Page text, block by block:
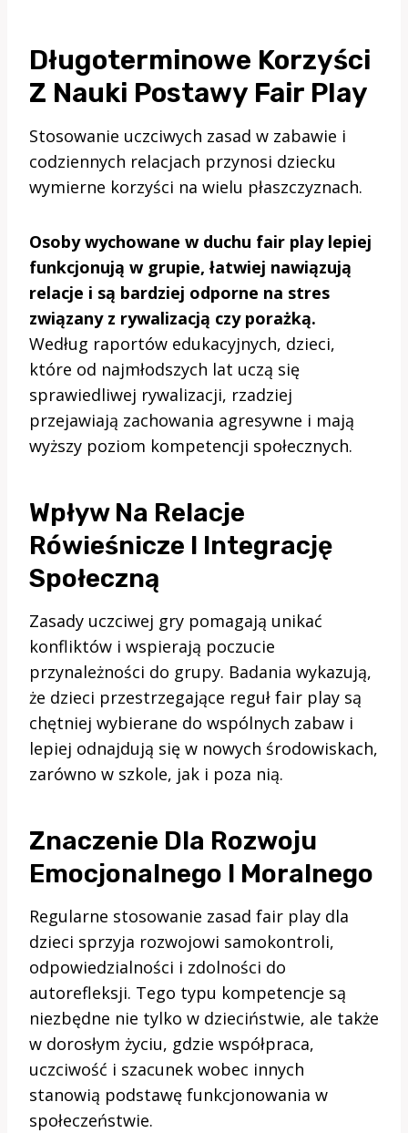
Długoterminowe Korzyści
Z Nauki Postawy Fair Play
Stosowanie uczciwych zasad w zabawie i
codziennych relacjach przynosi dziecku
wymierne korzyści na wielu płaszczyznach.
Osoby wychowane w duchu fair play lepiej
funkcjonują w grupie, łatwiej nawiązują
relacje i są bardziej odporne na stres
związany z rywalizacją czy porażką.
Według raportów edukacyjnych, dzieci,
które od najmłodszych lat uczą się
sprawiedliwej rywalizacji, rzadziej
przejawiają zachowania agresywne i mają
wyższy poziom kompetencji społecznych.
Wpływ Na Relacje
Rówieśnicze I Integrację
Społeczną
Zasady uczciwej gry pomagają unikać
konfliktów i wspierają poczucie
przynależności do grupy. Badania wykazują,
że dzieci przestrzegające reguł fair play są
chętniej wybierane do wspólnych zabaw i
lepiej odnajdują się w nowych środowiskach,
zarówno w szkole, jak i poza nią.
Znaczenie Dla Rozwoju
Emocjonalnego I Moralnego
Regularne stosowanie zasad fair play dla
dzieci sprzyja rozwojowi samokontroli,
odpowiedzialności i zdolności do
autorefleksji. Tego typu kompetencje są
niezbędne nie tylko w dzieciństwie, ale także
w dorosłym życiu, gdzie współpraca,
uczciwość i szacunek wobec innych
stanowią podstawę funkcjonowania w
społeczeństwie.